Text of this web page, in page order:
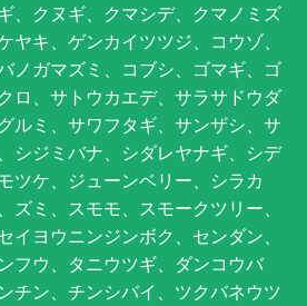
、クヌギ、クマシデ、クマノミズ
ヤキ、ゲンカイツツジ、コウゾ、
ノガマズミ、コブシ、ゴマギ、ゴ
ロ、サトウカエデ、サラサドウダ
ルミ、サワフタギ、サンザシ、サ
シジミバナ、シダレヤナギ、シデ
ツケ、ジューンベリー、シラカ
ズミ、スモモ、スモークツリー、
イヨウニンジンボク、センダン、
フウ、タニウツギ、ダンコウバ
チン、チンシバイ、ツクバネウツ